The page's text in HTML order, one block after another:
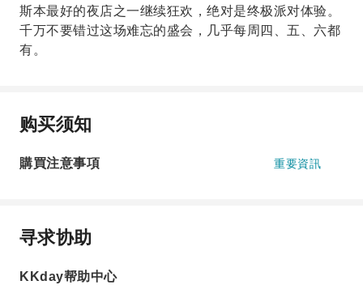
斯本最好的夜店之一继续狂欢，绝对是终极派对体验。
千万不要错过这场难忘的盛会，几乎每周四、五、六都
有。
购买须知
購買注意事項 重要資訊
寻求协助
KKday帮助中心